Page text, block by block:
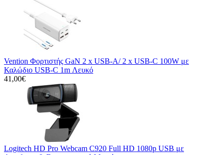
Vention Φορτιστής GaN 2 x USB-A/ 2 x USB-C 100W με
Καλώδιο USB-C 1m Λευκό
41,00€
Logitech HD Pro Webcam C920 Full HD 1080p USB με